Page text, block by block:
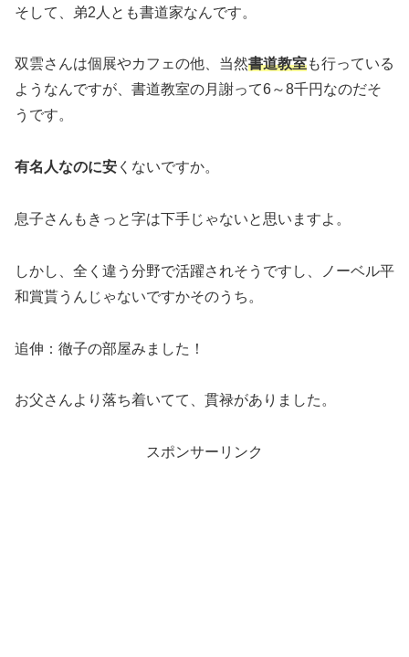
そして、弟2人とも書道家なんです。
双雲さんは個展やカフェの他、当然書道教室も行っている
ようなんですが、書道教室の月謝って6～8千円なのだそ
うです。
有名人なのに安 くないですか。
息子さんもきっと字は下手じゃないと思いますよ。
しかし、全く違う分野で活躍されそうですし、ノーベル平
和賞貰うんじゃないですかそのうち。
追伸：徹子の部屋みました！
お父さんより落ち着いてて、貫禄がありました。
スポンサーリンク